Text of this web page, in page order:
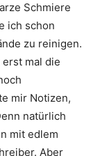
Schmiere
ich schon
zu reinigen.
mal die
mir Notizen,
natürlich
mit edlem
Aber